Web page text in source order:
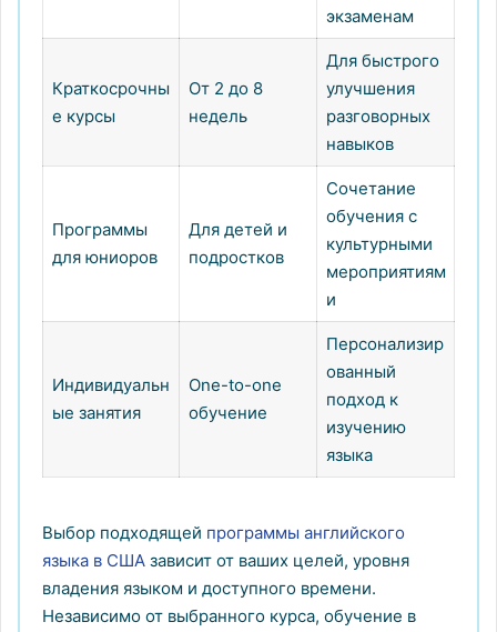
экзаменам
Краткосрочны
е курсы
От 2 до 8
недель
Для быстрого
улучшения
разговорных
навыков
Программы
для юниоров
Для детей и
подростков
Сочетание
обучения с
культурными
мероприятиям
и
Индивидуальн
ые занятия
One-to-one
обучение
Персонализир
ованный
подход к
изучению
языка
Выбор подходящей программы английского
языка в США зависит от ваших целей, уровня
владения языком и доступного времени.
Независимо от выбранного курса, обучение в